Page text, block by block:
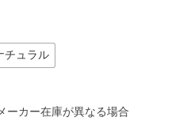
チュラル
ーカー在庫が異なる場合